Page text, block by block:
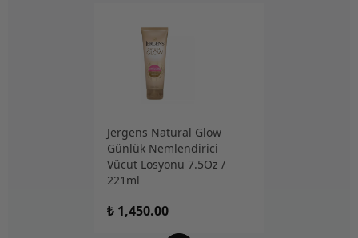
Jergens Natural Glow
Günlük Nemlendirici
Vücut Losyonu 7.5Oz /
221ml
₺ 1,450.00